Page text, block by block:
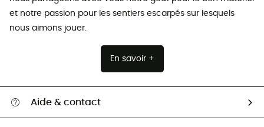
et notre passion pour les sentiers escarpés sur lesquels
nous aimons jouer.
En savoir +
Aide & contact